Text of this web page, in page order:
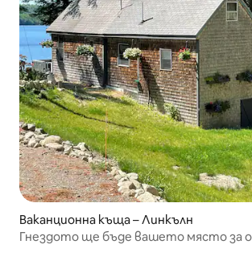
Ваканционна къща – Линкълн
Гнездото ще бъде вашето място за